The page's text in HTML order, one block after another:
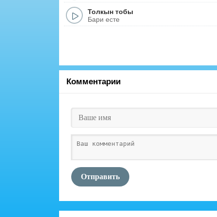
Толкын тобы
Бари есте
Комментарии
Отправить